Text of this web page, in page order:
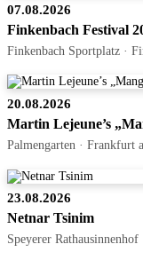
07.08.2026
Finkenbach Festival
Finkenbach Sportplatz ·
20.08.2026
Martin Lejeune’s
Palmengarten · Frankfurt
23.08.2026
Netnar Tsinim
Speyerer Rathausinnenhof